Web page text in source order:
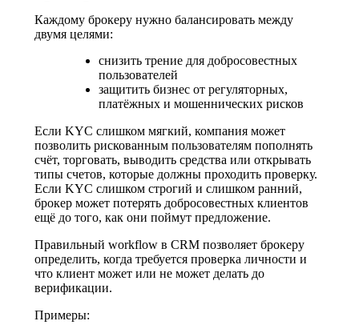
Каждому брокеру нужно балансировать между
двумя целями:
снизить трение для добросовестных
пользователей
защитить бизнес от регуляторных,
платёжных и мошеннических рисков
Если KYC слишком мягкий, компания может
позволить рискованным пользователям пополнять
счёт, торговать, выводить средства или открывать
типы счетов, которые должны проходить проверку.
Если KYC слишком строгий и слишком ранний,
брокер может потерять добросовестных клиентов
ещё до того, как они поймут предложение.
Правильный workflow в CRM позволяет брокеру
определить, когда требуется проверка личности и
что клиент может или не может делать до
верификации.
Примеры: